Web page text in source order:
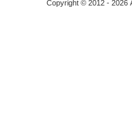
Copyright © 2012 - 2026